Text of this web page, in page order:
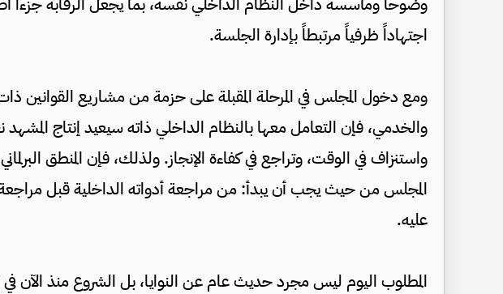
اجتهاداً ظرفياً مرتبطاً بإدارة الجلسة.
ومع دخول المجلس في المرحلة المقبلة على حزمة من مشاريع القوانين
والخدمي، فإن التعامل معها بالنظام الداخلي ذاته سيعيد إنتاج
واستنزاف في الوقت، وتراجع في كفاءة الإنجاز. ولذلك، فإن المنطق
المجلس من حيث يجب أن يبدأ: من مراجعة أدواته الداخلية قبل
عليه.
المطلوب اليوم ليس مجرد حديث عام عن النوايا، بل الشروع منذ الآن